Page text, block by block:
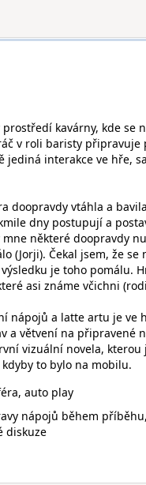
prostředí kavárny, kde
v roli baristy
jediná interakce ve hře,
doopravdy vtáhla a
dny postupují a
mne některé doopravdy
(Jorji). Čekal jsem, že
je toho pomálu.
asi známe včichni
nápojů a latte artu je ve
a větvení na připravené
vizuální novela,
to bylo na mobilu.
auto play
nápojů během
diskuze